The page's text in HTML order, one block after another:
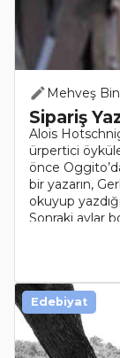
Mehveş
Sipariş
Alois
ürpertici
önce
bir yazarın,
okuyup
Sonraki aylar
Edebiyat